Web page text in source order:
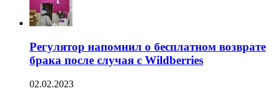
Регулятор напомнил о бесплатном возврате
брака после случая с Wildberries
02.02.2023